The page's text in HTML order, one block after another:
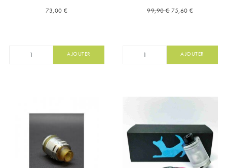
Prix
73,00 €
AJOUTER
Prix de base
99,90 € Prix
75,60 €
AJOUTER